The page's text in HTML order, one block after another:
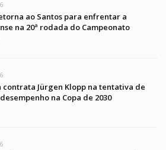
ao Santos para enfrentar a
na 20ª rodada do Campeonato
contrata Jürgen Klopp na tentativa de
na Copa de 2030